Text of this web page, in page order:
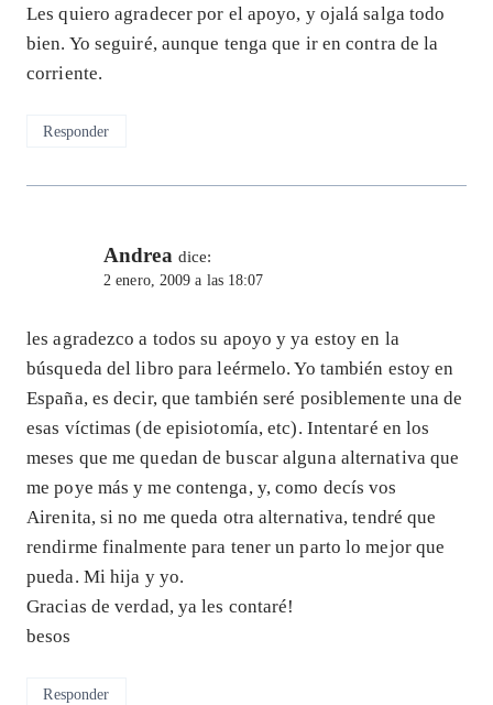
Les quiero agradecer por el apoyo, y ojalá salga todo
bien. Yo seguiré, aunque tenga que ir en contra de la
corriente.
Responder
Andrea dice:
2 enero, 2009 a las 18:07
les agradezco a todos su apoyo y ya estoy en la
búsqueda del libro para leérmelo. Yo también estoy en
España, es decir, que también seré posiblemente una de
esas víctimas (de episiotomía, etc). Intentaré en los
meses que me quedan de buscar alguna alternativa que
me poye más y me contenga, y, como decís vos
Airenita, si no me queda otra alternativa, tendré que
rendirme finalmente para tener un parto lo mejor que
pueda. Mi hija y yo.
Gracias de verdad, ya les contaré!
besos
Responder